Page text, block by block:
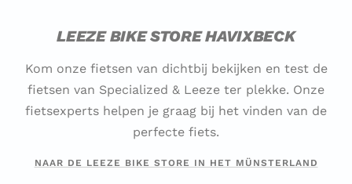
LEEZE BIKE STORE HAVIXBECK
Kom onze fietsen van dichtbij bekijken en test de
fietsen van Specialized & Leeze ter plekke. Onze
fietsexperts helpen je graag bij het vinden van de
perfecte fiets.
NAAR DE LEEZE BIKE STORE IN HET MÜNSTERLAND